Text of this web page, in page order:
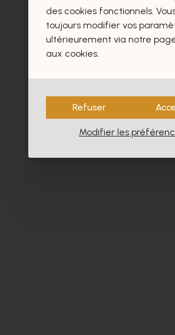
- 30%
des cookies fonctionnels.
toujours modifier vos
ultérieurement via notre
aux cookies.
Refuser
Modifier les